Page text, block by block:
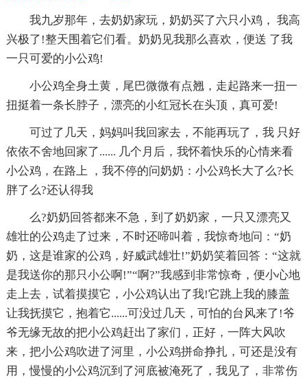
我九岁那年，去奶奶家玩，奶奶买了六只小鸡， 我高
兴极了!整天围着它们看。奶奶见我那么喜欢，便送 了我
一只可爱的小公鸡!
小公鸡全身土黄，尾巴微微有点翘，走起路来一扭一
扭挺着一条长脖子，漂亮的小红冠长在头顶，真可爱!
可过了几天，妈妈叫我回家去，不能再玩了，我 只好
依依不舍地回家了...... 几个月后，我怀着快乐的心情来看
小公鸡，在路上 ，我不停的问奶奶：小公鸡长大了么?长
胖了么?还认得我
么?奶奶回答都来不急，到了奶奶家，一只又漂亮又
雄壮的公鸡走了过来，不时还啼叫着，我惊奇地问：“奶
奶，这是谁家的公鸡，好威武雄壮!”奶奶笑着回答：“这就
是我送你的那只小公啊!”“啊?”我感到非常惊奇，便小心地
走上去，试着摸摸它，小公鸡认出了我!它跳上我的膝盖
让我抚摸它，抱着它......可没过几天，可怕的台风来了!爷
爷无缘无故的把小公鸡赶出了家们，正好，一阵大风吹
来，把小公鸡吹进了河里，小公鸡拼命挣扎，可还是没有
用，慢慢的小公鸡沉到了河底被淹死了，我见了，非常伤